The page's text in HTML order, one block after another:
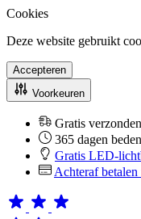
Cookies
Deze website gebruikt
Accepteren
Voorkeuren
Gratis
365 dagen
Gratis LED-
Achteraf